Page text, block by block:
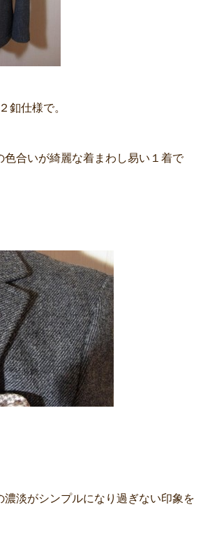
釦仕様で。
色合いが綺麗な着まわし易い１着で
濃淡がシンプルになり過ぎない印象を